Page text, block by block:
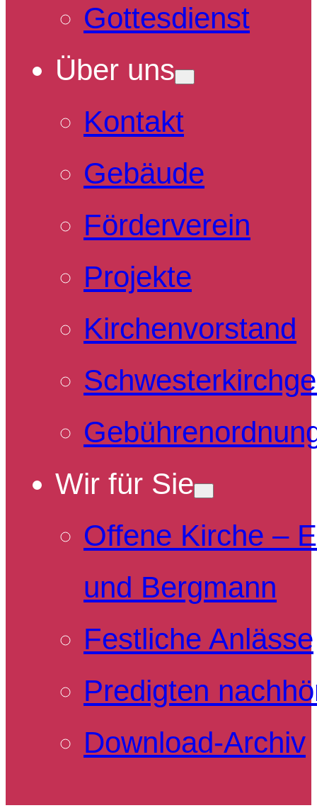
Gottesdienst
Über uns
Kontakt
Gebäude
Förderverein
Projekte
Kirchenvorstand
Wir für Sie
Offene Kirche –
und Bergmann
Festliche Anlässe
Predigten
Download-Archiv